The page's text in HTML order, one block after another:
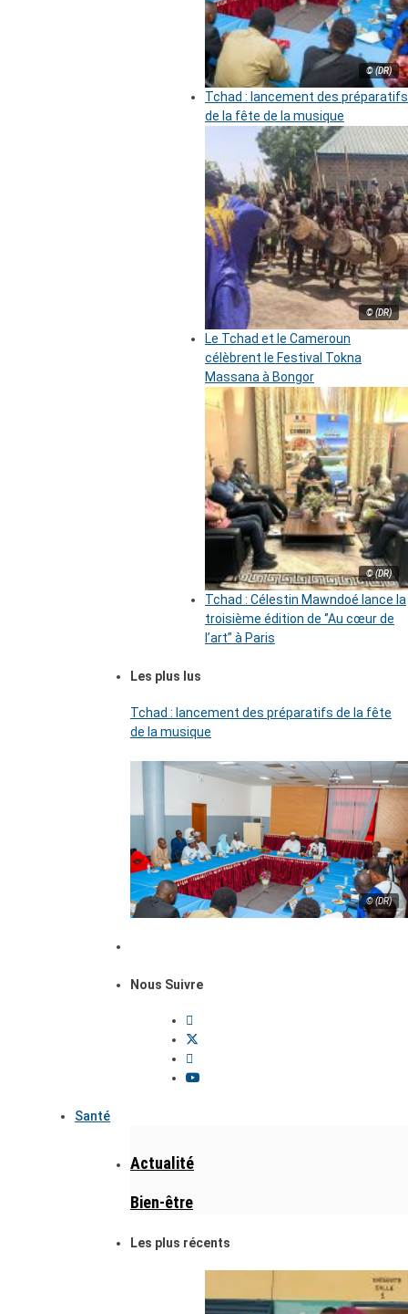
© (DR)
Tchad : lancement des préparatifs
de la fête de la musique
© (DR)
Le Tchad et le Cameroun
célèbrent le Festival Tokna
Massana à Bongor
© (DR)
Tchad : Célestin Mawndoé lance la
troisième édition de ‘’Au cœur de
l’art’’ à Paris
Les plus lus
Tchad : lancement des préparatifs de la fête
de la musique
© (DR)
Nous Suivre
Santé
Actualité
Bien-être
Les plus récents